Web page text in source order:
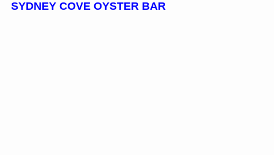
SYDNEY COVE OYSTER BAR